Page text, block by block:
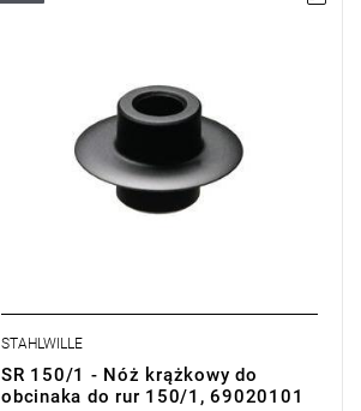
STAHLWILLE
SR 150/1 - Nóż krążkowy do
obcinaka do rur 150/1, 69020101